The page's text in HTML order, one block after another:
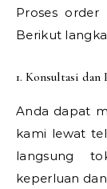
Proses
Berikut
1. Konsultasi
Anda dapat
kami lewat
langsung
keperluan